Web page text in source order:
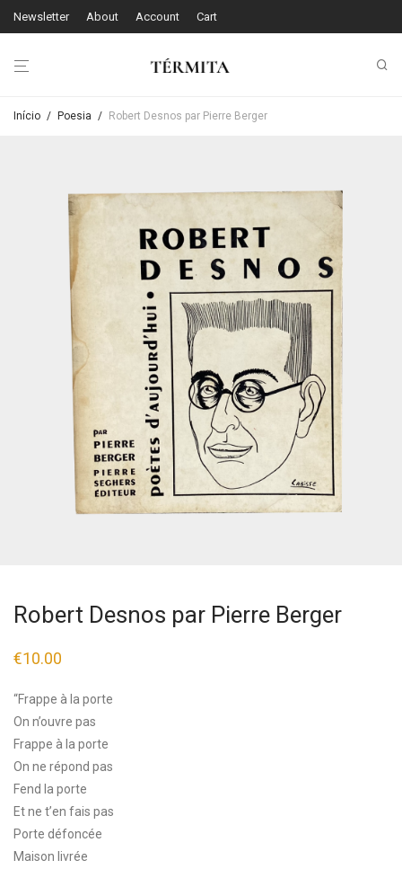
Newsletter About Account Cart
Início / Poesia / Robert Desnos par Pierre Berger
Robert Desnos par Pierre Berger
€10.00
“Frappe à la porte
On n’ouvre pas
Frappe à la porte
On ne répond pas
Fend la porte
Et ne t’en fais pas
Porte défoncée
Maison livrée